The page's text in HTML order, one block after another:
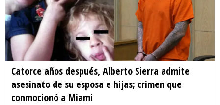
Catorce años después, Alberto Sierra admite
asesinato de su esposa e hijas; crimen que
conmocionó a Miami